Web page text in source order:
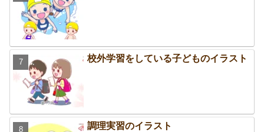
校外学習をしている子どものイラスト
調理実習のイラスト